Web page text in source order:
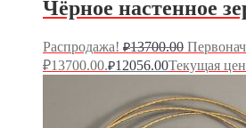
Чёрное настенное
Распродажа! ₽13700.00
₽13700.00.₽12056.00Текущая